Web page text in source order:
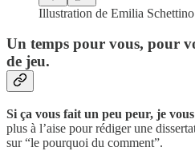
Illustration de Emilia Schettino
Un temps pour vous, pour
de jeu.
Si ça vous fait un peu peur, je
plus à l’aise pour rédiger une
sur “le pourquoi du comment”.